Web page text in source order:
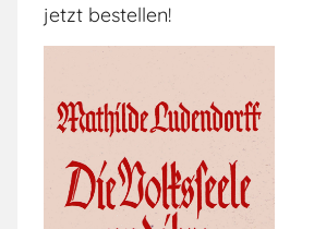
jetzt bestellen!